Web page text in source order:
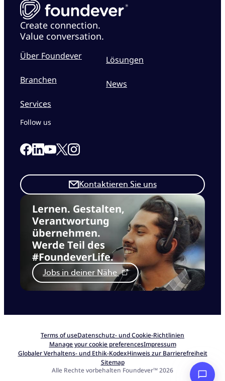
Create connection.
Value conversation.
Über Foundever
Branchen
Services
Lösungen
News
Lernen. Gestalten,
Verantwortung
übernehmen.
Werde Teil des
#FoundeverLife.
Jobs in deiner Nähe
Kontaktieren Sie uns
Follow us
Link to our Facebook page
Link to our Linkedin page
Link to our Youtube page
Link to our X page
Link to our Instagram page
Terms of useDatenschutz- und Cookie-Richtlinien
Manage your cookie preferencesImpressum
Globaler Verhaltens- und Ethik-KodexHinweis zur Barrierefreiheit
Sitemap
Alle Rechte vorbehalten Foundever™ 2026